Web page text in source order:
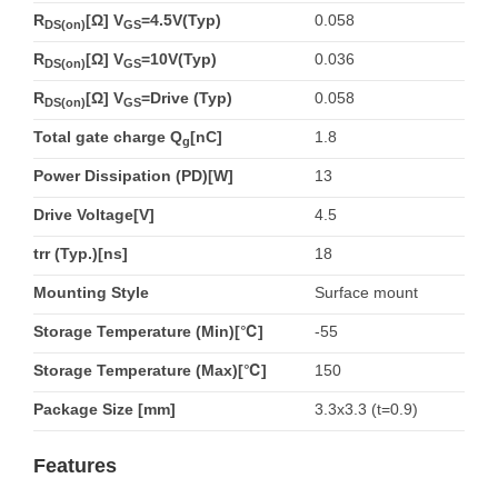
RDS(on)[Ω] VGS=4.5V(Typ) 0.058
RDS(on)[Ω] VGS=10V(Typ) 0.036
RDS(on)[Ω] VGS=Drive (Typ) 0.058
Total gate charge Qg[nC] 1.8
Power Dissipation (PD)[W] 13
Drive Voltage[V] 4.5
trr (Typ.)[ns] 18
Mounting Style Surface mount
Storage Temperature (Min)[℃] -55
Storage Temperature (Max)[℃] 150
Package Size [mm] 3.3x3.3 (t=0.9)
Features